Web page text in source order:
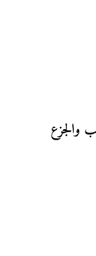
والجزع